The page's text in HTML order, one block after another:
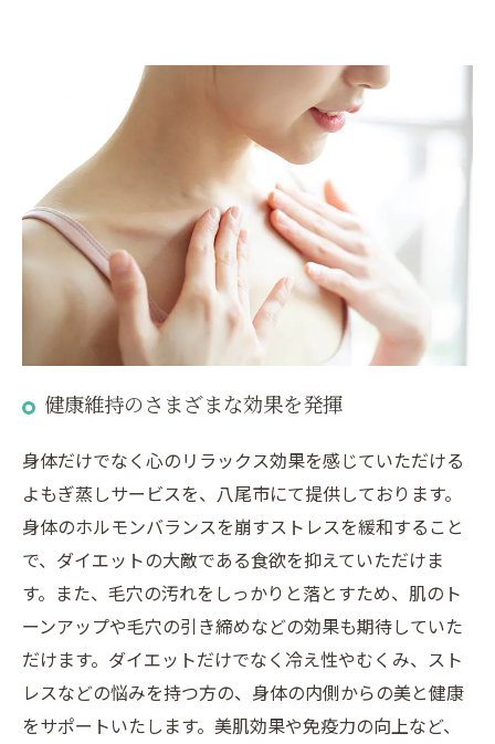
健康維持のさまざまな効果を発揮
身体だけでなく心のリラックス効果を感じていただける
よもぎ蒸しサービスを、八尾市にて提供しております。
身体のホルモンバランスを崩すストレスを緩和すること
で、ダイエットの大敵である食欲を抑えていただけま
す。また、毛穴の汚れをしっかりと落とすため、肌のト
ーンアップや毛穴の引き締めなどの効果も期待していた
だけます。ダイエットだけでなく冷え性やむくみ、スト
レスなどの悩みを持つ方の、身体の内側からの美と健康
をサポートいたします。美肌効果や免疫力の向上など、